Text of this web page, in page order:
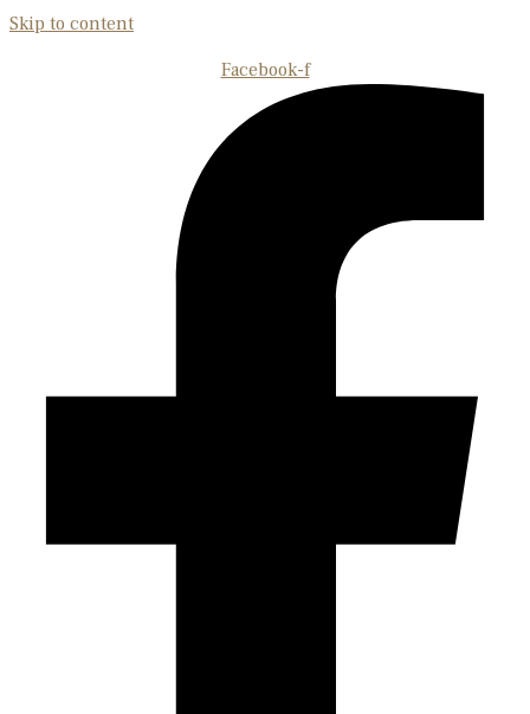
Skip to content
Facebook-f